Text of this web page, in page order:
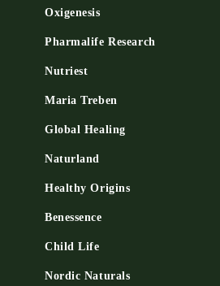
Oxigenesis
Pharmalife Research
Nutriest
Maria Treben
Global Healing
Naturland
Healthy Origins
Benessence
Child Life
Nordic Naturals